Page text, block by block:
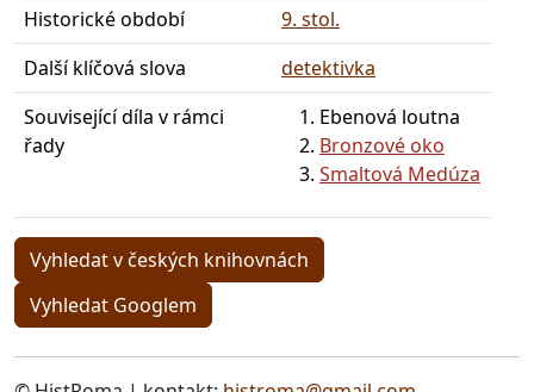
Historické období
9. stol.
Další klíčová slova
detektivka
Související díla v rámci
řady
Ebenová loutna
Bronzové oko
Smaltová Medúza
Vyhledat v českých knihovnách
Vyhledat Googlem